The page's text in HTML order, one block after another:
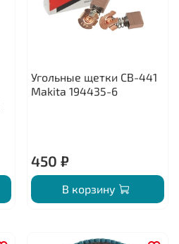
Угольные щетки CB-441
Makita 194435-6
450 ₽
В корзину